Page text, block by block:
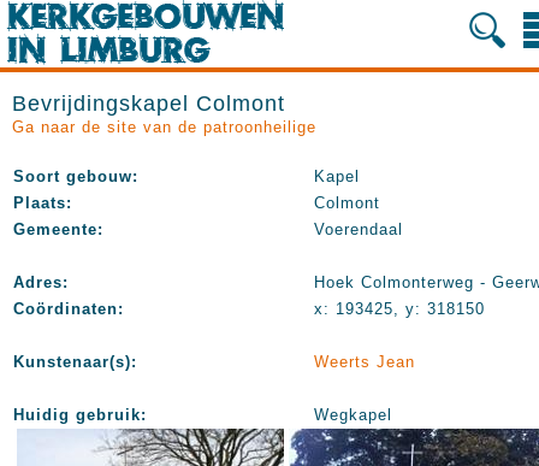
Bevrijdingskapel Colmont
Ga naar de site van de patroonheilige
Soort gebouw:
Kapel
Plaats:
Colmont
Gemeente:
Voerendaal
Adres:
Hoek Colmonterweg -
Coördinaten:
x: 193425, y: 318150
Kunstenaar(s): Weerts Jean
Huidig gebruik: Wegkapel